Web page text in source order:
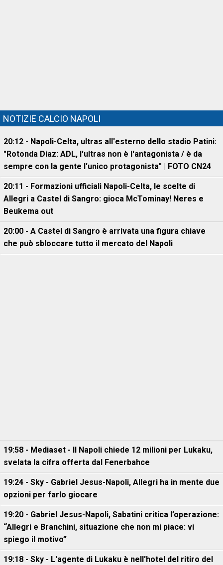
NOTIZIE CALCIO NAPOLI
20:12 - Napoli-Celta, ultras all'esterno dello stadio Patini:
"Rotonda Diaz: ADL, l'ultras non è l'antagonista / è da
sempre con la gente l'unico protagonista" | FOTO CN24
20:11 - Formazioni ufficiali Napoli-Celta, le scelte di
Allegri a Castel di Sangro: gioca McTominay! Neres e
Beukema out
20:00 - A Castel di Sangro è arrivata una figura chiave
che può sbloccare tutto il mercato del Napoli
19:58 - Mediaset - Il Napoli chiede 12 milioni per Lukaku,
svelata la cifra offerta dal Fenerbahce
19:24 - Sky - Gabriel Jesus-Napoli, Allegri ha in mente due
opzioni per farlo giocare
19:20 - Gabriel Jesus-Napoli, Sabatini critica l’operazione:
“Allegri e Branchini, situazione che non mi piace: vi
spiego il motivo”
19:18 - Sky - L'agente di Lukaku è nell'hotel del ritiro del